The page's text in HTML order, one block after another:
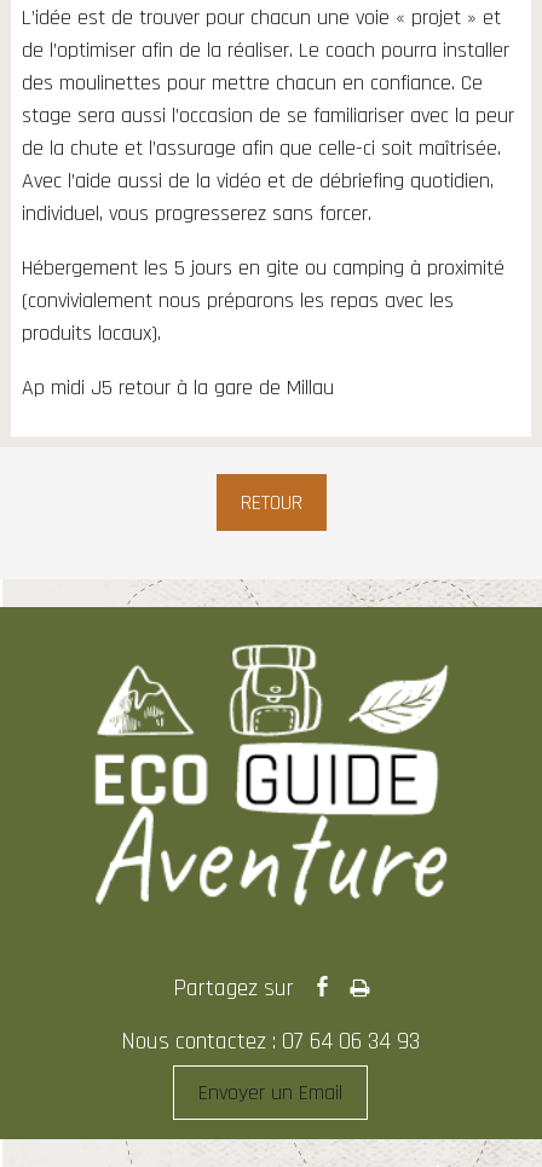
L’idée est de trouver pour chacun une voie « projet » et
de l’optimiser afin de la réaliser. Le coach pourra installer
des moulinettes pour mettre chacun en confiance. Ce
stage sera aussi l’occasion de se familiariser avec la peur
de la chute et l’assurage afin que celle-ci soit maîtrisée.
Avec l’aide aussi de la vidéo et de débriefing quotidien,
individuel, vous progresserez sans forcer.
Hébergement les 5 jours en gite ou camping à proximité
(convivialement nous préparons les repas avec les
produits locaux).
Ap midi J5 retour à la gare de Millau
RETOUR
Nous contactez : 07 64 06 34 93
Envoyer un Email